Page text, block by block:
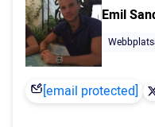
Emil
[email protected]